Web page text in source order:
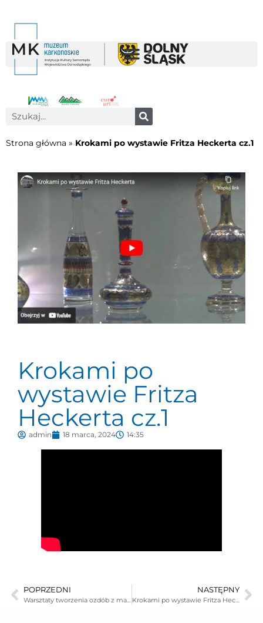
Strona główna » Krokami po wystawie Fritza Heckerta cz.1
Krokami po
wystawie Fritza
Heckerta cz.1
admin 18 marca, 2024 14:35
POPRZEDNI
Warsztaty tworzenia ozdób z masy porcelanowej
NASTĘPNY
Krokami po wystawie Fritza Heckerta cz.2